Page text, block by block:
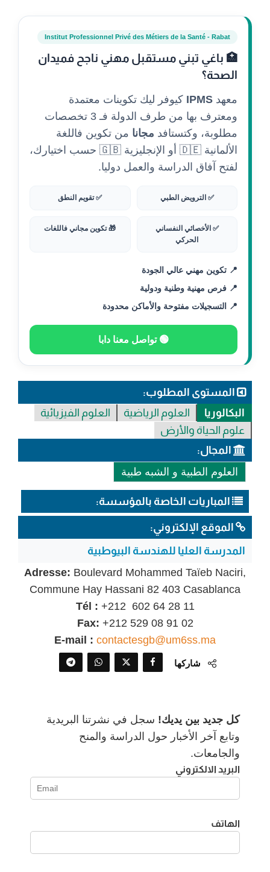
Institut Professionnel Privé des Métiers de la Santé - Rabat
🏥 باغي تبني مستقبل مهني ناجح فميدان
الصحة؟
معهد IPMS كيوفر ليك تكوينات معتمدة
ومعترف بها من طرف الدولة فـ 3 تخصصات
مطلوبة، وكتستافد مجانا من تكوين فاللغة
الألمانية 🇩🇪 أو الإنجليزية 🇬🇧 حسب اختيارك،
لفتح آفاق الدراسة والعمل دوليا.
✅ الترويض الطبي ✅ تقويم النطق
✅ الأخصائي النفساني
الحركي
🎁 تكوين مجاني فاللغات
📍 تكوين مهني عالي الجودة
📍 فرص مهنية وطنية ودولية
📍 التسجيلات مفتوحة والأماكن محدودة
🟢 تواصل معنا دابا
المستوى المطلوب:
البكالوريا
العلوم الرياضية
العلوم الفيزيائية
علوم الحياة والأرض
المجال:
العلوم الطبية و الشبه طبية
المباريات الخاصة بالمؤسسة:
الموقع الإلكتروني:
المدرسة العليا للهندسة البيوطبية
Adresse: Boulevard Mohammed Taïeb Naciri,
Commune Hay Hassani 82 403 Casablanca
Tél : +212 ‎ 602 64 28 11
Fax: +212 529 08 91 02
E-mail : contactesgb@um6ss.ma
شاركها
كل جديد بين يديك! سجل في نشرتنا البريدية
وتابع آخر الأخبار حول الدراسة والمنح
والجامعات.
البريد الالكتروني
الهاتف